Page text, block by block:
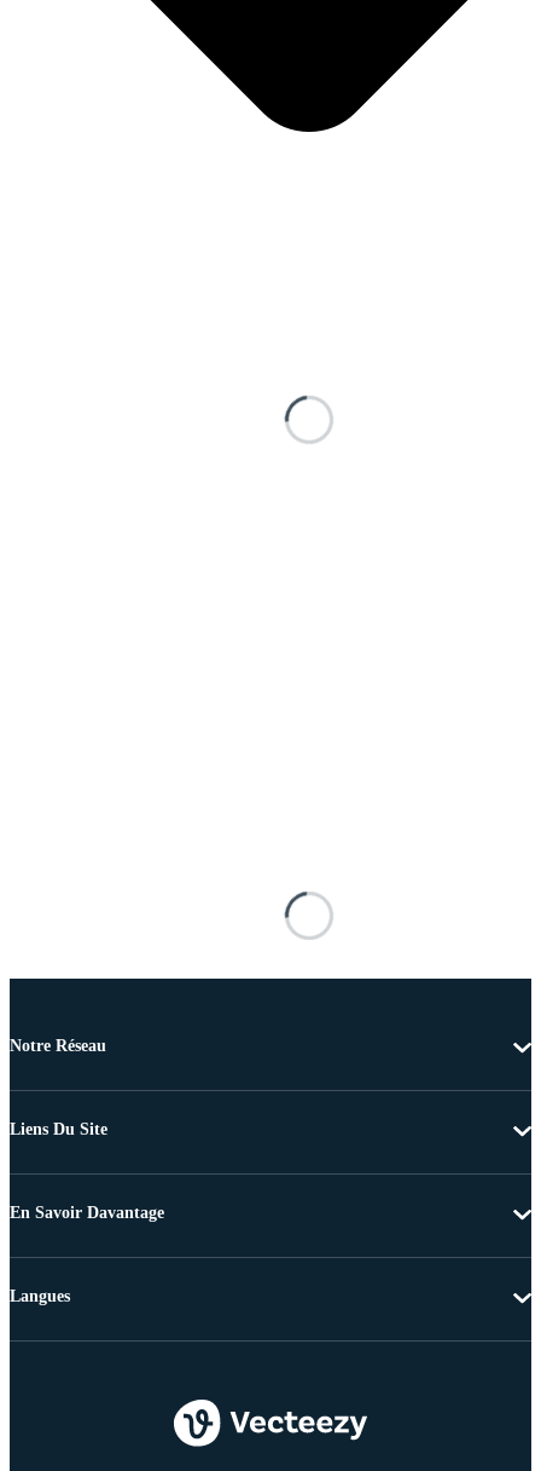
Notre Réseau
Liens Du Site
En Savoir Davantage
Langues